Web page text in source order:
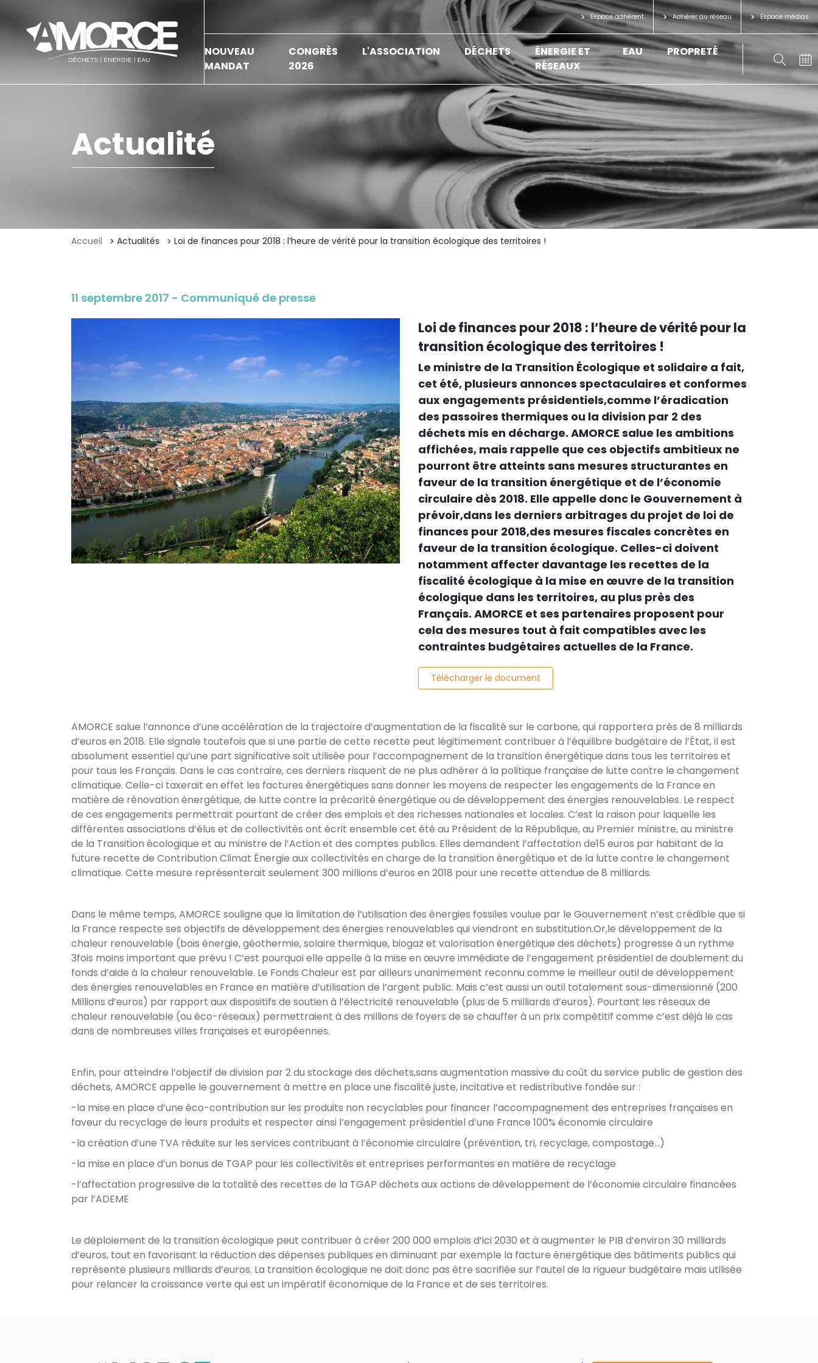
Espace adhérent Adhérer au réseau Espace médias
NOUVEAU
MANDAT
CONGRÈS
2026
L'ASSOCIATION DÉCHETS
ÉNERGIE ET
RÉSEAUX
EAU PROPRETÉ
Actualité
Accueil Actualités Loi de finances pour 2018 : l’heure de vérité pour la transition écologique des territoires !
11 septembre 2017 - Communiqué de presse
Loi de finances pour 2018 : l’heure de vérité pour la
transition écologique des territoires !
Le ministre de la Transition Écologique et solidaire a fait,
cet été, plusieurs annonces spectaculaires et conformes
aux engagements présidentiels,comme l’éradication
des passoires thermiques ou la division par 2 des
déchets mis en décharge. AMORCE salue les ambitions
affichées, mais rappelle que ces objectifs ambitieux ne
pourront être atteints sans mesures structurantes en
faveur de la transition énergétique et de l’économie
circulaire dès 2018. Elle appelle donc le Gouvernement à
prévoir,dans les derniers arbitrages du projet de loi de
finances pour 2018,des mesures fiscales concrètes en
faveur de la transition écologique. Celles-ci doivent
notamment affecter davantage les recettes de la
fiscalité écologique à la mise en œuvre de la transition
écologique dans les territoires, au plus près des
Français. AMORCE et ses partenaires proposent pour
cela des mesures tout à fait compatibles avec les
contraintes budgétaires actuelles de la France.
Télécharger le document
AMORCE salue l’annonce d’une accélération de la trajectoire d’augmentation de la fiscalité sur le carbone, qui rapportera près de 8 milliards
d’euros en 2018. Elle signale toutefois que si une partie de cette recette peut légitimement contribuer à l’équilibre budgétaire de l’État, il est
absolument essentiel qu’une part significative soit utilisée pour l’accompagnement de la transition énergétique dans tous les territoires et
pour tous les Français. Dans le cas contraire, ces derniers risquent de ne plus adhérer à la politique française de lutte contre le changement
climatique. Celle-ci taxerait en effet les factures énergétiques sans donner les moyens de respecter les engagements de la France en
matière de rénovation énergétique, de lutte contre la précarité énergétique ou de développement des énergies renouvelables. Le respect
de ces engagements permettrait pourtant de créer des emplois et des richesses nationales et locales. C’est la raison pour laquelle les
différentes associations d’élus et de collectivités ont écrit ensemble cet été au Président de la République, au Premier ministre, au ministre
de la Transition écologique et au ministre de l’Action et des comptes publics. Elles demandent l’affectation de15 euros par habitant de la
future recette de Contribution Climat Énergie aux collectivités en charge de la transition énergétique et de la lutte contre le changement
climatique. Cette mesure représenterait seulement 300 millions d’euros en 2018 pour une recette attendue de 8 milliards.
Dans le même temps, AMORCE souligne que la limitation de l’utilisation des énergies fossiles voulue par le Gouvernement n’est crédible que si
la France respecte ses objectifs de développement des énergies renouvelables qui viendront en substitution.Or,le développement de la
chaleur renouvelable (bois énergie, géothermie, solaire thermique, biogaz et valorisation énergétique des déchets) progresse à un rythme
3fois moins important que prévu ! C’est pourquoi elle appelle à la mise en œuvre immédiate de l’engagement présidentiel de doublement du
fonds d’aide à la chaleur renouvelable. Le Fonds Chaleur est par ailleurs unanimement reconnu comme le meilleur outil de développement
des énergies renouvelables en France en matière d’utilisation de l’argent public. Mais c’est aussi un outil totalement sous-dimensionné (200
Millions d’euros) par rapport aux dispositifs de soutien à l’électricité renouvelable (plus de 5 milliards d’euros). Pourtant les réseaux de
chaleur renouvelable (ou éco-réseaux) permettraient à des millions de foyers de se chauffer à un prix compétitif comme c’est déjà le cas
dans de nombreuses villes françaises et européennes.
Enfin, pour atteindre l’objectif de division par 2 du stockage des déchets,sans augmentation massive du coût du service public de gestion des
déchets, AMORCE appelle le gouvernement à mettre en place une fiscalité juste, incitative et redistributive fondée sur :
-la mise en place d’une éco-contribution sur les produits non recyclables pour financer l’accompagnement des entreprises françaises en
faveur du recyclage de leurs produits et respecter ainsi l’engagement présidentiel d’une France 100% économie circulaire
-la création d’une TVA réduite sur les services contribuant à l’économie circulaire (prévention, tri, recyclage, compostage...)
-la mise en place d’un bonus de TGAP pour les collectivités et entreprises performantes en matière de recyclage
-l’affectation progressive de la totalité des recettes de la TGAP déchets aux actions de développement de l’économie circulaire financées
par l’ADEME
Le déploiement de la transition écologique peut contribuer à créer 200 000 emplois d’ici 2030 et à augmenter le PIB d’environ 30 milliards
d’euros, tout en favorisant la réduction des dépenses publiques en diminuant par exemple la facture énergétique des bâtiments publics qui
représente plusieurs milliards d’euros. La transition écologique ne doit donc pas être sacrifiée sur l’autel de la rigueur budgétaire mais utilisée
pour relancer la croissance verte qui est un impératif économique de la France et de ses territoires.